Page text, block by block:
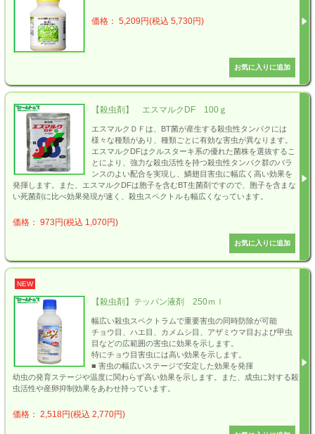
価格： 5,209円(税込 5,730円)
【殺虫剤】 エスマルクDF 100ｇ
エスマルクＤＦは、BT菌が産生する殺虫性タンパクには
様々な種類があり、種類ごとに有効な害虫が異なります。
エスマルクDFはクルスターキ系の優れた菌株を選抜するこ
とにより、強力な殺虫活性を持つ殺虫性タンパク群のバラ
ンスのよい配合を実現し、鱗翅目害虫に幅広く高い効果を
発揮します。また、エスマルクDFは胞子を含むBT生菌剤ですので、胞子を含まな
い死菌剤に比べ効果発現が速く、殺虫スペクトルも幅広くなっています。
価格： 973円(税込 1,070円)
NEW
【殺虫剤】テッパン液剤 250ｍｌ
幅広い殺虫スペクトラムで重要害虫の同時防除が可能
チョウ目、ハエ目、カメムシ目、アザミウマ目および甲虫
目などの広範囲の害虫に効果を示します。
特にチョウ目害虫には高い効果を示します。
■ 害虫の幅広いステージで安定した効果を発揮
幼虫の発育ステージや温度に関わらず高い効果を示します。また、成虫に対する殺
虫活性や産卵抑制効果をあわせ持っています。
価格： 2,518円(税込 2,770円)